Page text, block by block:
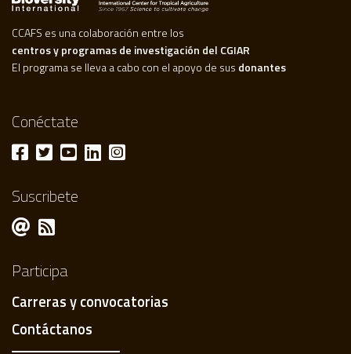
CCAFS es una colaboración entre los
centros y programas de investigación del CGIAR
El programa se lleva a cabo con el apoyo de sus donantes
Conéctate
Suscribete
Participa
Carreras y convocatorias
Contáctanos